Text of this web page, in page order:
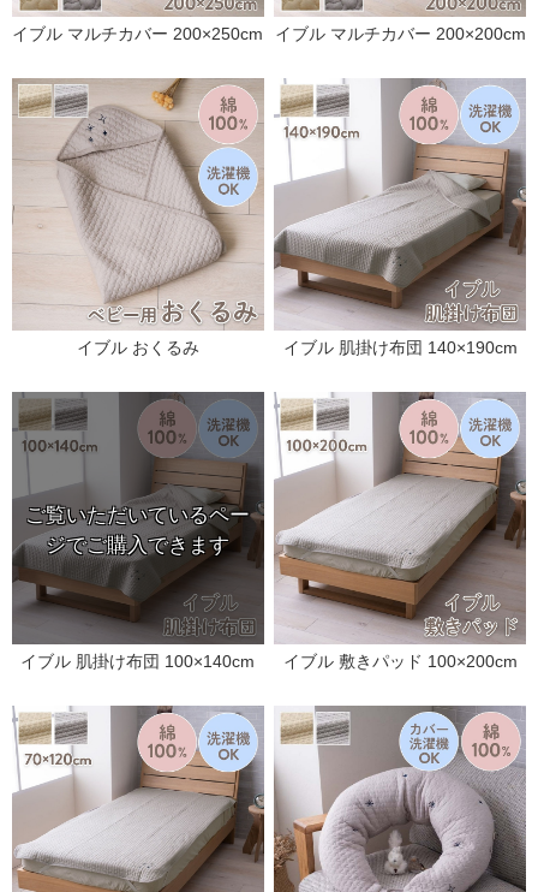
イブル マルチカバー 200×250cm イブル マルチカバー 200×200cm
イブル おくるみ イブル 肌掛け布団 140×190cm
イブル 肌掛け布団 100×140cm イブル 敷きパッド 100×200cm